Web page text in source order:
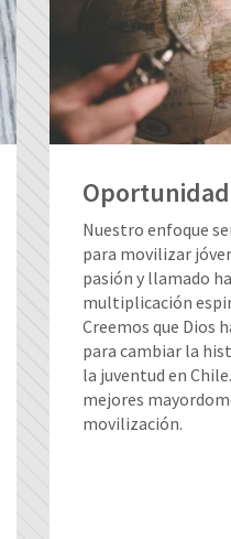
Nuestro enfoque
para movilizar
pasión y llamado
multiplicación
Creemos que Dios
para cambiar la
la juventud en
mejores
movilización.